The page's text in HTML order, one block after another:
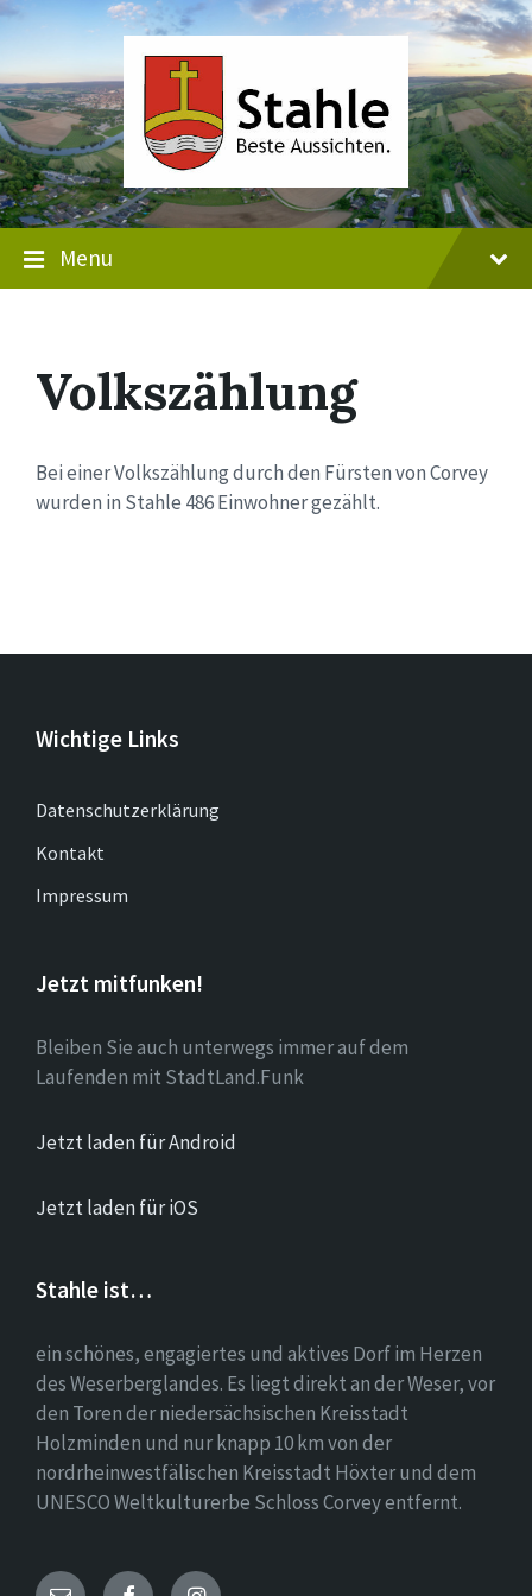
Skip
to
Skip
to
navigation
Skip
to
Menu
Volkszählung
Bei einer Volkszählung durch den Fürsten von Corvey
wurden in Stahle 486 Einwohner gezählt.
Wichtige Links
Datenschutzerklärung
Kontakt
Impressum
Jetzt mitfunken!
Bleiben Sie auch unterwegs immer auf dem
Laufenden mit StadtLand.Funk
Jetzt laden für Android
Jetzt laden für iOS
Stahle ist…
ein schönes, engagiertes und aktives Dorf im Herzen
des Weserberglandes. Es liegt direkt an der Weser, vor
den Toren der niedersächsischen Kreisstadt
Holzminden und nur knapp 10 km von der
nordrheinwestfälischen Kreisstadt Höxter und dem
UNESCO Weltkulturerbe Schloss Corvey entfernt.